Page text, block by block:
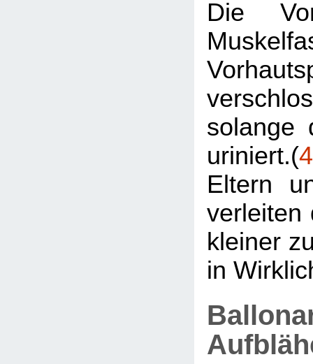
Die
solange
uriniert.(4
Eltern
verleiten
kleiner
in